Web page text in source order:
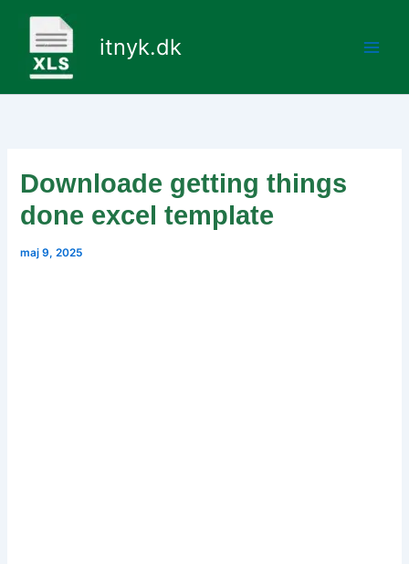
indholdet
itnyk.dk
Downloade getting things
done excel template
maj 9, 2025